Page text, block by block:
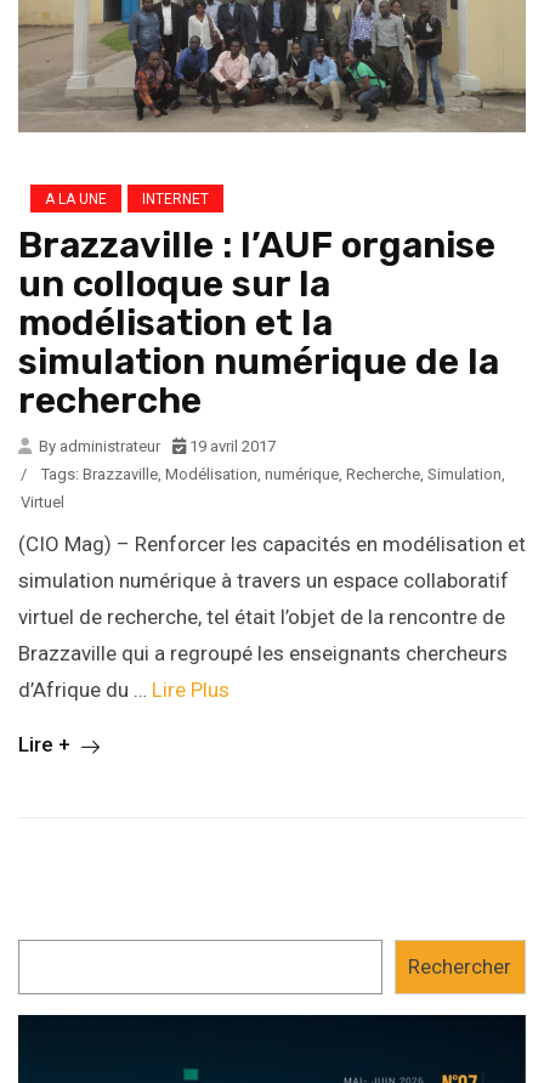
A LA UNE INTERNET
Brazzaville : l’AUF organise
un colloque sur la
modélisation et la
simulation numérique de la
recherche
By administrateur
19 avril 2017
/
Tags: Brazzaville, Modélisation, numérique, Recherche, Simulation,
Virtuel
(CIO Mag) – Renforcer les capacités en modélisation et
simulation numérique à travers un espace collaboratif
virtuel de recherche, tel était l’objet de la rencontre de
Brazzaville qui a regroupé les enseignants chercheurs
d’Afrique du … Lire Plus
Lire +
Rechercher